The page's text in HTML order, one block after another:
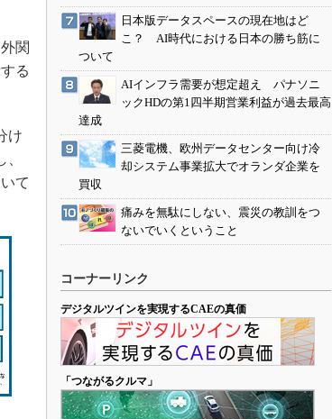
関
る
け
て
日本版データスペースの現在地はど
こ？ AI時代における日本の勝ち筋に
ついて
AIインフラ需要が想定超え パナソニ
ックHDの第1四半期営業利益が過去最高
達成
三菱電機、欧州データセンター向け冷
却システム事業拡大でオランダ企業を
買収
痛みを無駄にしない、震災の教訓をつ
ないでいくということ
コーナーリンク
デジタルツインを実現するCAEの真価
「つながるクルマ」